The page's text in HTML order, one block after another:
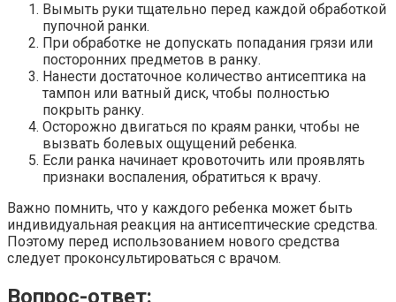
Вымыть руки тщательно перед каждой обработкой
пупочной ранки.
При обработке не допускать попадания грязи или
посторонних предметов в ранку.
Нанести достаточное количество антисептика на
тампон или ватный диск, чтобы полностью
покрыть ранку.
Осторожно двигаться по краям ранки, чтобы не
вызвать болевых ощущений ребенка.
Если ранка начинает кровоточить или проявлять
признаки воспаления, обратиться к врачу.
Важно помнить, что у каждого ребенка может быть
индивидуальная реакция на антисептические средства.
Поэтому перед использованием нового средства
следует проконсультироваться с врачом.
Вопрос-ответ: